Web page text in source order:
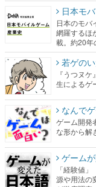
日本モ
日本のモバ
網羅するほ
載。約20年
若ゲの
『うつヌ
生によるゲ
なんで
ゲーム開発
な形から解
ゲーム
「経験値
源や用法の